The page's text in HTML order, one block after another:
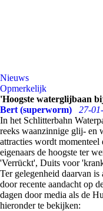
Nieuws
Opmerkelijk
'Hoogste waterglijbaan
Bert (superworm)
27-
In het Schlitterbahn
reeks waanzinnige glij- en
attracties wordt
eigenaars de hoogste ter
'Verrückt', Duits voor
Ter gelegenheid daarvan is
door recente aandacht op
dagen door media als de
hieronder te bekijken: